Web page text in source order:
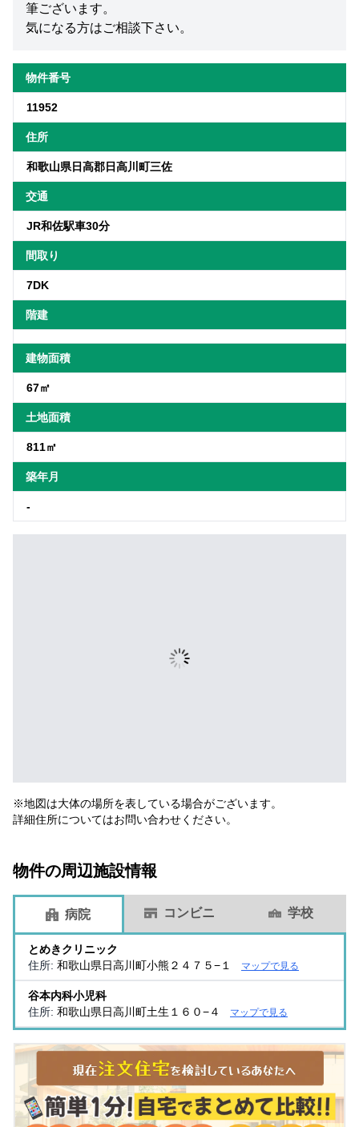
筆ございます。
気になる方はご相談下さい。
物件番号
11952
住所
和歌山県日高郡日高川町三佐
交通
JR和佐駅車30分
間取り
7DK
階建
建物面積
67㎡
土地面積
811㎡
築年月
-
※地図は大体の場所を表している場合がございます。
詳細住所についてはお問い合わせください。
物件の周辺施設情報
病院 コンビニ 学校
とめきクリニック
住所: 和歌山県日高川町小熊２４７５−１ マップで見る
谷本内科小児科
住所: 和歌山県日高川町土生１６０−４ マップで見る